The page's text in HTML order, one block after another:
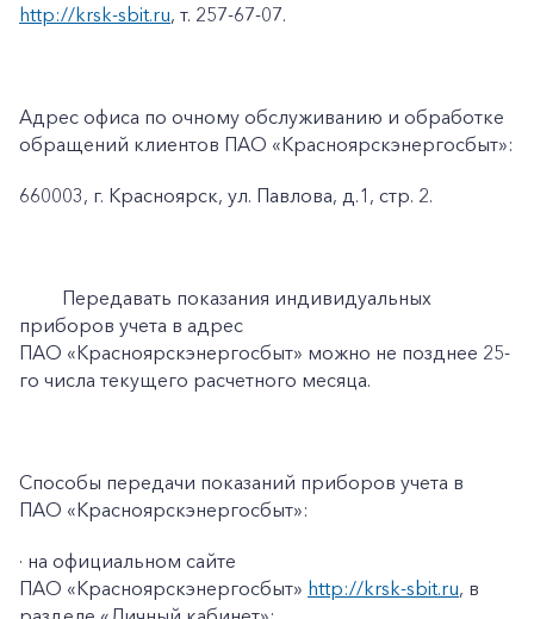
http://krsk-sbit.ru, т. 257-67-07.
Адрес офиса по очному обслуживанию и обработке
обращений клиентов ПАО «Красноярскэнергосбыт»:
660003, г. Красноярск, ул. Павлова, д.1, стр. 2.
Передавать показания индивидуальных
приборов учета в адрес
ПАО «Красноярскэнергосбыт» можно не позднее 25-
го числа текущего расчетного месяца.
Способы передачи показаний приборов учета в
ПАО «Красноярскэнергосбыт»:
· на официальном сайте
ПАО «Красноярскэнергосбыт» http://krsk-sbit.ru, в